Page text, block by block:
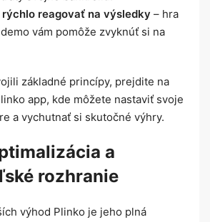
rýchlo reagovať na výsledky – hra
vám pomôže zvyknúť si na
základné princípy, prejdite na
app, kde môžete nastaviť svoje
a vychutnať si skutočné výhry.
a
rozhranie
výhod Plinko je jeho plná